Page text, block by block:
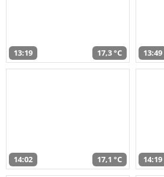
13:19 17,3 °C 13:49
14:02 17,1 °C 14:19